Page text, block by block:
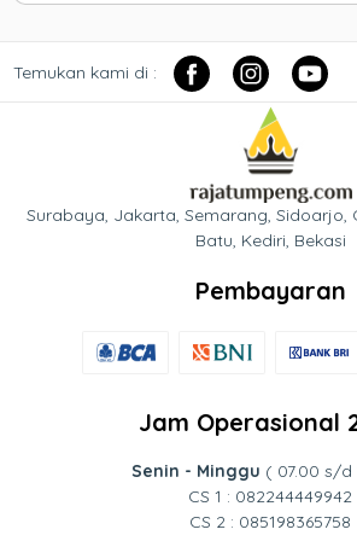
Temukan kami di :
Surabaya, Jakarta, Semarang, Sidoarjo,
Batu, Kediri, Bekasi
Pembayaran
Jam Operasional
Senin - Minggu ( 07.00 s/d
CS 1 : 082244449942
CS 2 : 085198365758